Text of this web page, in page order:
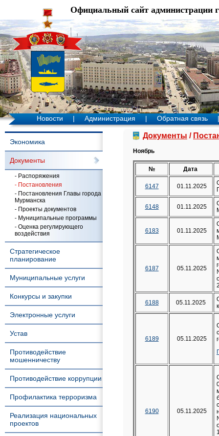
Официальный сайт администрации
Новости | Администрация | Обратная связь |
Экономика
Документы
- Распоряжения
- Постановления
- Постановления Главы города
Мурманска
- Проекты документов
- Муниципальные программы
- Оценка регулирующего
воздействия
Стратегическое
планирование
Муниципальные услуги
Конкурсы и закупки
Электронные услуги
Устав
Противодействие
мошенничеству
Противодействие коррупции
Профилактика терроризма
Реализация национальных
проектов
Документы /
Ноябрь
№ Дата
6147 01.11.2025
6148 01.11.2025
6183 01.11.2025
6187 05.11.2025
6188 05.11.2025
6189 05.11.2025
6190 05.11.2025